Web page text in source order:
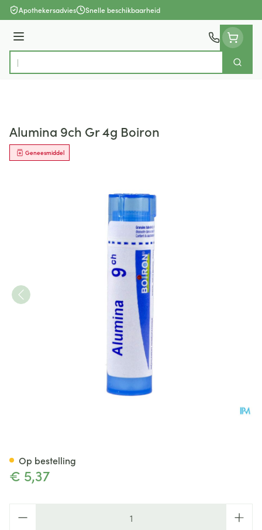
Ga naar de inhoud
Apothekersadvies Snelle beschikbaarheid
Menu
Product, merk, categorie...
Zoek
Alumina 9ch Gr 4g Boiron
Geneesmiddel
€ 5,37
Op bestelling